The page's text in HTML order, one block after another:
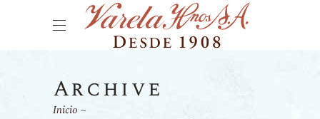
Archive
Inicio